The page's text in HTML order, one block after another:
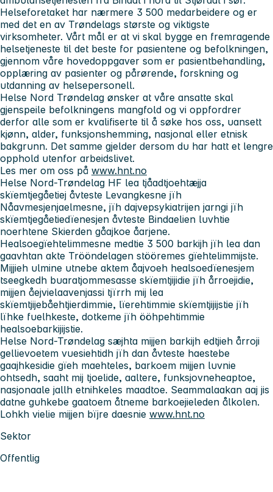
Helseforetaket har nærmere 3 500 medarbeidere og er
med det en av Trøndelags største og viktigste
virksomheter. Vårt mål er at vi skal bygge en fremragende
helsetjeneste til det beste for pasientene og befolkningen,
gjennom våre hovedoppgaver som er pasientbehandling,
opplæring av pasienter og pårørende, forskning og
utdanning av helsepersonell.
Helse Nord Trøndelag ønsker at våre ansatte skal
gjenspeile befolkningens mangfold og vi oppfordrer
derfor alle som er kvalifiserte til å søke hos oss, uansett
kjønn, alder, funksjonshemming, nasjonal eller etnisk
bakgrunn. Det samme gjelder dersom du har hatt et lengre
opphold utenfor arbeidslivet.
Les mer om oss på www.hnt.no
Helse Nord-Trøndelag HF lea tjåadtjoehtæjja
skïemtjegåetiej åvteste Levangkesne jïh
Nåavmesjenjaelmesne, jïh dajvepsykiatrijen jarngi jïh
skïemtjegåetiedïenesjen åvteste Bindaelien luvhtie
noerhtene Skierden gåajkoe åarjene.
Healsoegïehtelimmesne medtie 3 500 barkijh jïh lea dan
gaavhtan akte Trööndelagen stööremes gïehtelimmijste.
Mijjieh ulmine utnebe aktem åajvoeh healsoedïenesjem
tseegkedh buaratjommesasse skïemtjijidie jïh årroejidie,
mijjen åejvielaavenjassi tjïrrh mij lea
skïemtjijebåehtjierdimmie, lïerehtimmie skïemtjijijstie jïh
lïhke fuelhkeste, dotkeme jïh ööhpehtimmie
healsoebarkijijstie.
Helse Nord-Trøndelag sæjhta mijjen barkijh edtjieh årroji
gellievoetem vuesiehtidh jïh dan åvteste haestebe
gaajhkesidie gïeh maehteles, barkoem mijjen luvnie
ohtsedh, saaht mij tjoelide, aaltere, funksjovneheaptoe,
nasjonaale jallh etnihkeles maadtoe. Seammalaakan aaj jis
datne guhkebe gaatoem åtneme barkoejieleden ålkolen.
Lohkh vielie mijjen bïjre daesnie www.hnt.no
Sektor
Offentlig